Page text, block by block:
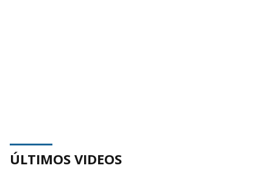
ÚLTIMOS VIDEOS